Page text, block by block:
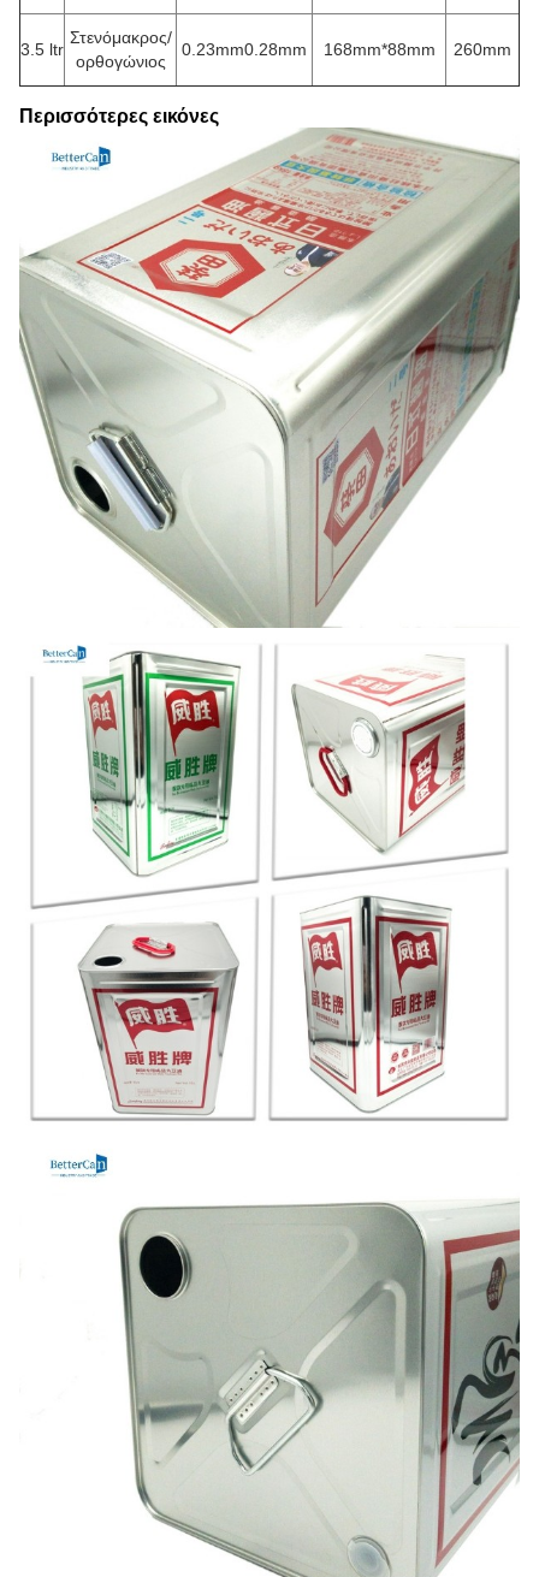
3.5 ltr
Στενόμακρος/
ορθογώνιος
0.23mm0.28mm 168mm*88mm 260mm
Περισσότερες εικόνες